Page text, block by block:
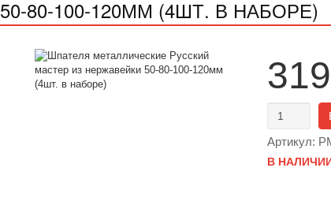
50-80-100-120ММ (4ШТ. В НАБОРЕ)
319
Артикул:
В